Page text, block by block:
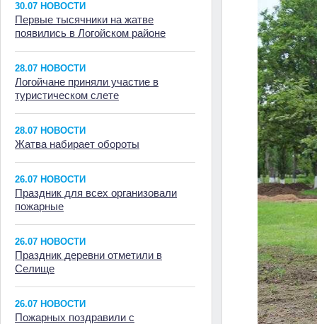
30.07 НОВОСТИ
Первые тысячники на жатве
появились в Логойском районе
28.07 НОВОСТИ
Логойчане приняли участие в
туристическом слете
28.07 НОВОСТИ
Жатва набирает обороты
26.07 НОВОСТИ
Праздник для всех организовали
пожарные
26.07 НОВОСТИ
Праздник деревни отметили в
Селище
26.07 НОВОСТИ
Пожарных поздравили с